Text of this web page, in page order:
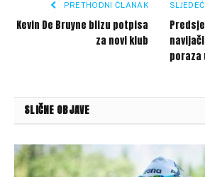
PRETHODNI ČLANAK
Kevin De Bruyne blizu potpisa
za novi klub
poraza
SLIČNE OBJAVE